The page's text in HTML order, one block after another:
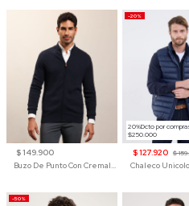
$ 149.900
Buzo De Punto Con Cremallera Para Hombre
20%Dcto por
$250.000
-20%
$ 127.920 $
Chaleco
-50%